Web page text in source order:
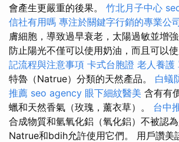
會產生更嚴重的後果。 竹北月子中心
信社有用嗎 專注於關鍵字行銷的專業公
膚細胞，導致過早衰老，太陽過敏並增強
防止陽光不僅可以使用奶油，而且可以使
記流程與注意事項 卡式台胞證 老人養護
特魯（Natrue）分類的天然產品。 白蟻
推薦 seo agency 眼下細紋醫美 含有有
蠟和天然香氣（玫瑰，薰衣草）。 台中
合成物質和氫氧化鋁（氧化鋁）不被認
Natrue和bdih允許使用它們。 用戶讚美